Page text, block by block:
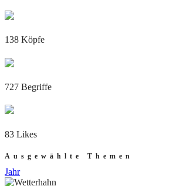
138 Köpfe
727 Begriffe
83 Likes
Ausgewählte Themen
Jahr